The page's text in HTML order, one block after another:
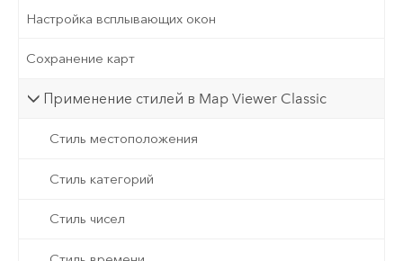
Настройка всплывающих окон
Сохранение карт
Применение стилей в Map Viewer Classic
Стиль местоположения
Стиль категорий
Стиль чисел